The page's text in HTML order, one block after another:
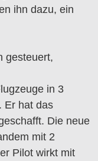
ihn dazu, ein
gesteuert,
in 3
Er hat das
Die neue
mit 2
Pilot wirkt mit